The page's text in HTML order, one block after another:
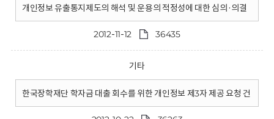
개인정보 유출통지제도의 해석 및 운용의 적정성에 대한 심의·의결
2012-11-12 36435
기타
한국장학재단 학자금 대출 회수를 위한 개인정보 제3자 제공 요청 건